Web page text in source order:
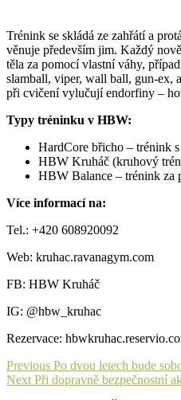
Trénink se skládá ze zahřátí a
věnuje především jim. Každý
těla za pomocí vlastní váhy,
slamball, viper, wall ball, gun-ex,
při cvičení vylučují endorfiny –
Typy tréninku v HBW:
HardCore břicho – trénink
HBW Kruháč (kruhový
HBW Balance – trénink za
Více informací na:
Tel.: +420 608920092
Web: kruhac.ravanagym.com
FB: HBW Kruháč
IG: @hbw_kruhac
Rezervace:
Navigace
pro
Previous Previous
post:
Po dvou letech bude
Next Next
Při dopravně bezpečnostní